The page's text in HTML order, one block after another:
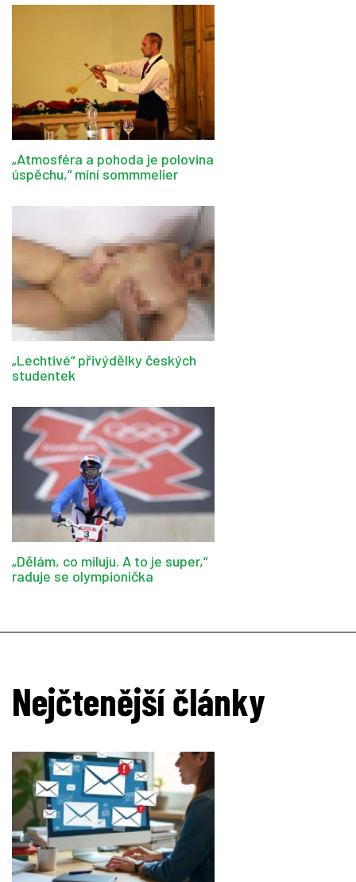
„Atmosféra a pohoda je polovina
úspěchu,“ míní sommmelier
„Lechtivé“ přivýdělky českých
studentek
„Dělám, co miluju. A to je super,“
raduje se olympionička
Nejčtenější články